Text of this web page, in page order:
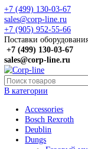
+7 (499) 130-03-67
sales@corp-line.ru
+7 (905) 952-55-66
Поставки
+7 (499)130-03-67
sales@corp-line.ru
Accessories
Bosch Rexroth